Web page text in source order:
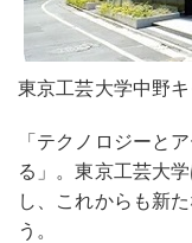
東京工芸大学中野
「テクノロジーと
る」。東京工芸大
し、これからも新
う。